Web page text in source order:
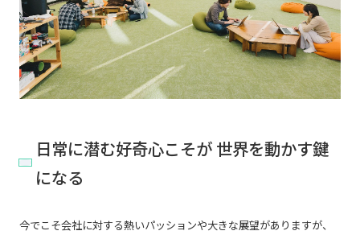
日常に潜む好奇心こそが 世界を動かす鍵
になる
今でこそ会社に対する熱いパッションや大きな展望がありますが、